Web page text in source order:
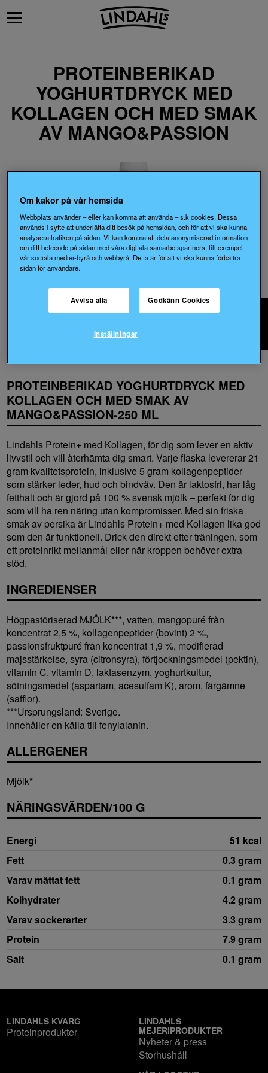
PROTEINBERIKAD
YOGHURTDRYCK MED
KOLLAGEN OCH MED SMAK
AV MANGO&PASSION
Proteinberikad yoghurtdryck med kollagen och med smak av
PROTEINBERIKAD YOGHURTDRYCK MED
KOLLAGEN OCH MED SMAK AV
MANGO&PASSION-250 ML
Lindahls Protein+ med Kollagen, för dig som lever en aktiv
livvstil och vill återhämta dig smart. Varje flaska levererar 21
gram kvalitetsprotein, inklusive 5 gram kollagenpeptider
som stärker leder, hud och bindväv. Den är laktosfri, har låg
fetthalt och är gjord på 100 % svensk mjölk – perfekt för dig
som vill ha ren näring utan kompromisser. Med sin friska
smak av persika är Lindahls Protein+ med Kollagen lika god
som den är funktionell. Drick den direkt efter träningen, som
ett proteinrikt mellanmål eller när kroppen behöver extra
stöd.
INGREDIENSER
Högpastöriserad MJÖLK***, vatten, mangopuré från
koncentrat 2,5 %, kollagenpeptider (bovint) 2 %,
passionsfruktpuré från koncentrat 1,9 %, modifierad
majsstärkelse, syra (citronsyra), förtjockningsmedel (pektin),
vitamin C, vitamin D, laktasenzym, yoghurtkultur,
sötningsmedel (aspartam, acesulfam K), arom, färgämne
(safflor).
***Ursprungsland: Sverige.
Innehåller en källa till fenylalanin.
ALLERGENER
Mjölk*
NÄRINGSVÄRDEN/100 G
Energi
51 kcal
Fett
0.3 gram
Varav mättat fett
0.1 gram
Kolhydrater
4.2 gram
Varav sockerarter
3.3 gram
Protein
7.9 gram
Salt
0.1 gram
LINDAHLS KVARG
Proteinprodukter
LINDAHLS
MEJERIPRODUKTER
Nyheter & press
Storhushåll
Om kakor på vår hemsida
Webbplats använder – eller kan komma att använda – s.k cookies. Dessa
används i syfte att underlätta ditt besök på hemsidan, och för att vi ska kunna
analysera trafiken på sidan. Vi kan komma att dela anonymiserad information
om ditt beteende på sidan med våra digitala samarbetspartners, till exempel
vår sociala medier-byrå och webbyrå. Detta är för att vi ska kunna förbättra
sidan för användare.
Avvisa alla Godkänn Cookies
Inställningar